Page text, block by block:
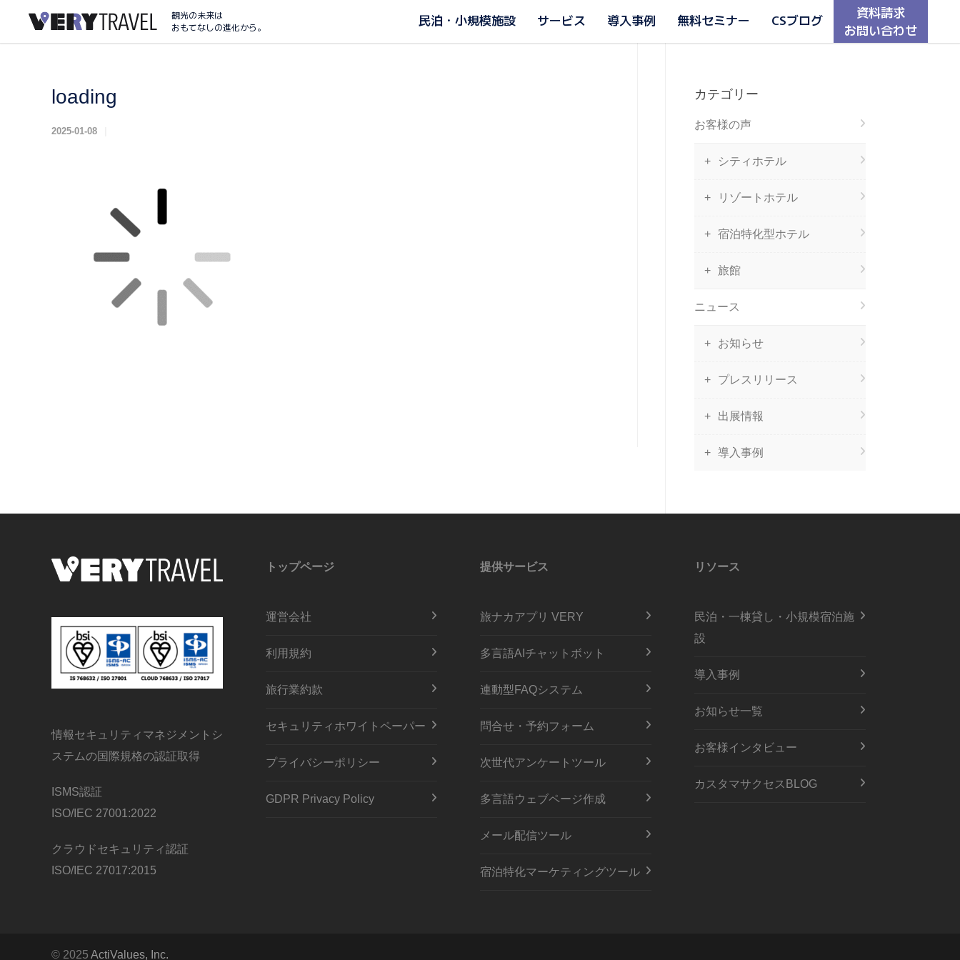
観光の未来は
おもてなしの進化から。
民泊・小規模施設 サービス 導入事例 無料セミナー CSブログ
資料請求
お問い合わせ
loading
2025-01-08
カテゴリー
お客様の声
シティホテル
リゾートホテル
宿泊特化型ホテル
旅館
ニュース
お知らせ
プレスリリース
出展情報
導入事例
情報セキュリティマネジメントシ
ステムの国際規格の認証取得
ISMS認証
ISO/IEC 27001:2022
クラウドセキュリティ認証
ISO/IEC 27017:2015
トップページ
運営会社
利用規約
旅行業約款
セキュリティホワイトペーパー
プライバシーポリシー
GDPR Privacy Policy
提供サービス
旅ナカアプリ VERY
多言語AIチャットボット
連動型FAQシステム
問合せ・予約フォーム
次世代アンケートツール
多言語ウェブページ作成
メール配信ツール
宿泊特化マーケティングツール
リソース
民泊・一棟貸し・小規模宿泊施
設
導入事例
お知らせ一覧
お客様インタビュー
カスタマサクセスBLOG
© 2025 ActiValues, Inc.